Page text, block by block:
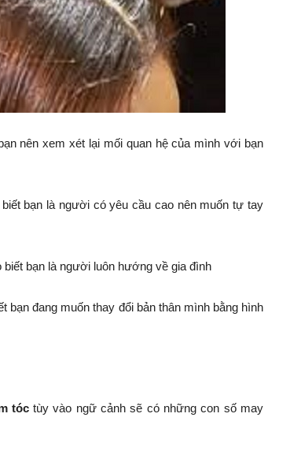
nên xem xét lại mối quan hệ của mình với bạn
bạn là người có yêu cầu cao nên muốn tự tay
biết bạn là người luôn hướng về gia đình
bạn đang muốn thay đổi bản thân mình bằng hình
tóctùy vào ngữ cảnh sẽ có những con số may